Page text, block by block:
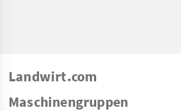
Landwirt.com
Maschinengruppen